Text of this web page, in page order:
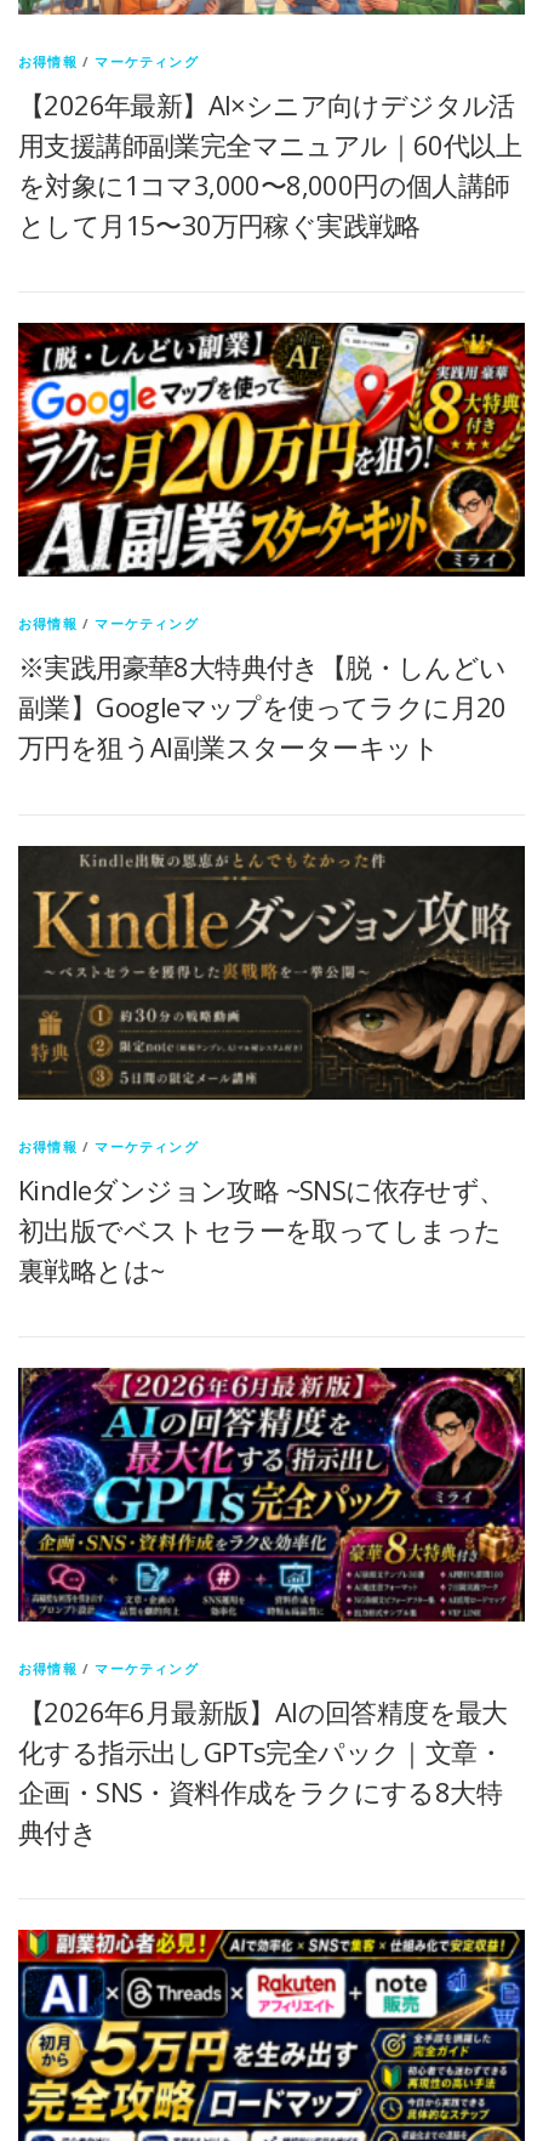
お得情報 /マーケティング
【2026年最新】AI×シニア向けデジタル活
用支援講師副業完全マニュアル｜60代以上
を対象に1コマ3,000〜8,000円の個人講師
として月15〜30万円稼ぐ実践戦略
お得情報 /マーケティング
※実践用豪華8大特典付き【脱・しんどい
副業】Googleマップを使ってラクに月20
万円を狙うAI副業スターターキット
お得情報 /マーケティング
Kindleダンジョン攻略 ~SNSに依存せず、
初出版でベストセラーを取ってしまった
裏戦略とは~
お得情報 /マーケティング
【2026年6月最新版】AIの回答精度を最大
化する指示出しGPTs完全パック｜文章・
企画・SNS・資料作成をラクにする8大特
典付き